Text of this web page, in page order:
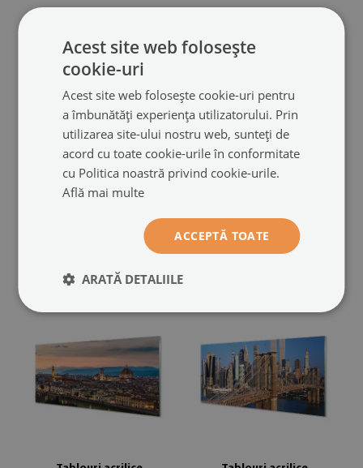
clădiri fluviale Gdańsk
499.99 LEI
Tablouri acrilice
panorama de noapte de
zgârie-nori Varșovia
dimensiuni din: 100x50
499.99 LEI
Acest site web folosește
cookie-uri
Acest site web folosește cookie-uri pentru
a îmbunătăți experiența utilizatorului. Prin
utilizarea site-ului nostru web, sunteți de
acord cu toate cookie-urile în conformitate
cu Politica noastră privind cookie-urile.
Află mai multe
ACCEPTĂ TOATE
ARATĂ DETALIILE